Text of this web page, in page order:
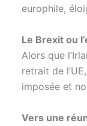
europhile,
Le Brexit ou
Alors que
retrait de
imposée et
Vers une